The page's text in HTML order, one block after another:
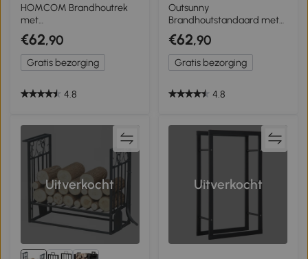
HOMCOM Brandhoutrek
met
openhaardgereedschap
verhoogde
brandhoutplank stalen
brandhoutplank
€62,90
Gratis bezorging
4.8
Outsunny
Brandhoutstandaard met
openhaard gereedschap
brandhoutplank ijzer goud
€62,90
Gratis bezorging
4.8
Uitverkocht Uitverkocht